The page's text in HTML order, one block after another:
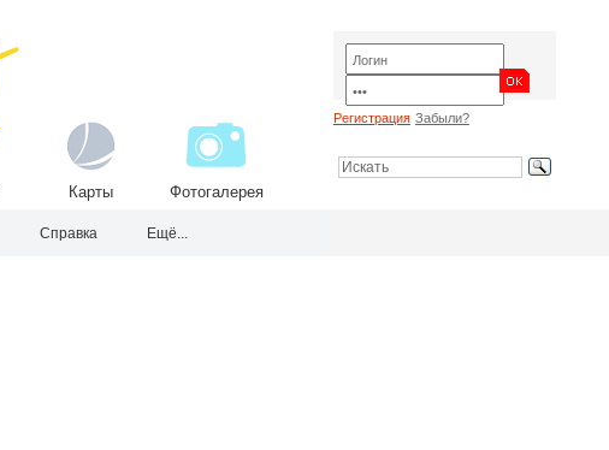
Карты Фотогалерея
Регистрация Забыли?
Справка Ещё...